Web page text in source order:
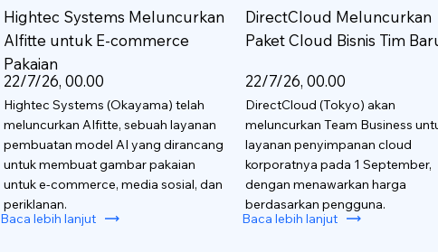
Hightec Systems Meluncurkan
AIfitte untuk E-commerce
Pakaian
22/7/26, 00.00
Hightec Systems (Okayama) telah
meluncurkan AIfitte, sebuah layanan
pembuatan model AI yang dirancang
untuk membuat gambar pakaian
untuk e-commerce, media sosial, dan
periklanan.
Baca lebih lanjut
DirectCloud Meluncurkan
Paket Cloud Bisnis Tim
22/7/26, 00.00
DirectCloud (Tokyo) akan
meluncurkan Team Business
layanan penyimpanan cloud
korporatnya pada 1 September,
dengan menawarkan harga
berdasarkan pengguna.
Baca lebih lanjut